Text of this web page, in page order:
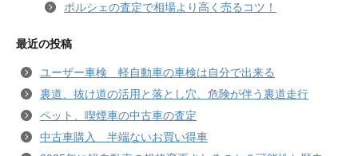
ポルシェの査定で相場より高く売るコツ！
最近の投稿
ユーザー車検 軽自動車の車検は自分で出来る
裏道、抜け道の活用と落とし穴、危険が伴う裏道走行
ペット、喫煙車の中古車の査定
中古車購入 半端ないお買い得車